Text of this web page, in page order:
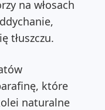
na włosach
tłuszczu.
które
naturalne